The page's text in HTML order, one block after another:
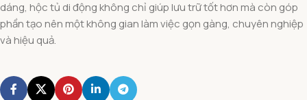
dáng, hộc tủ di động không chỉ giúp lưu trữ tốt hơn mà còn góp
phần tạo nên một không gian làm việc gọn gàng, chuyên nghiệp
và hiệu quả.